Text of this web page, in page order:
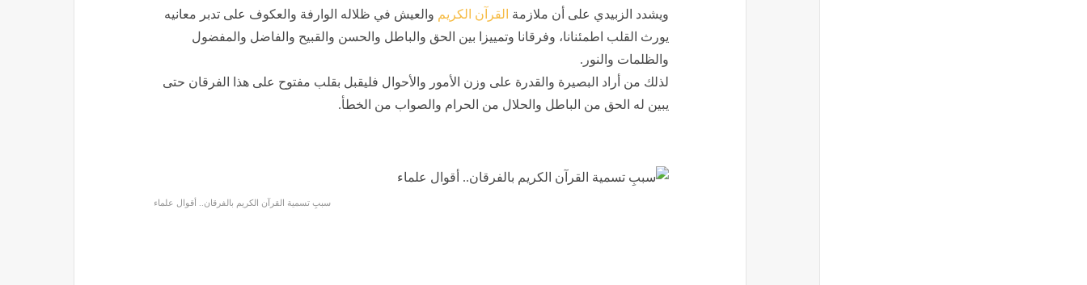
ويشدد الزبيدي على أن ملازمة القرآن الكريم والعيش في ظلاله الوارفة والعكوف على تدبر معانيه
يورث القلب اطمئنانا، وفرقانا وتمييزا بين الحق والباطل والحسن والقبيح والفاضل والمفضول
والظلمات والنور.
لذلك من أراد البصيرة والقدرة على وزن الأمور والأحوال فليقبل بقلب مفتوح على هذا الفرقان حتى
يبين له الحق من الباطل والحلال من الحرام والصواب من الخطأ.
سببِ تسمية القرآن الكريم بالفرقان.. أقوال علماء